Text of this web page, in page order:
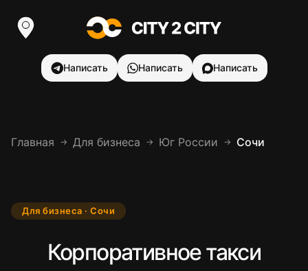
Написать Написать Написать
Главная → Для бизнеса → Юг России → Сочи
Для бизнеса · Сочи
Корпоративное такси